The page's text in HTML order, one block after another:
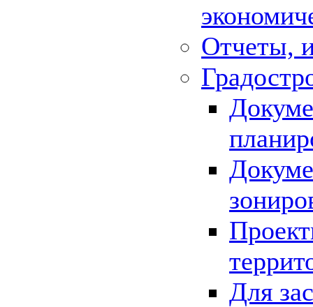
Отчеты,
Для